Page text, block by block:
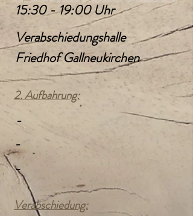
15:30 - 19:00 Uhr
Verabschiedungshalle
Friedhof Gallneukirchen
2. Aufbahrung:
-
-
-
Verabschiedung: